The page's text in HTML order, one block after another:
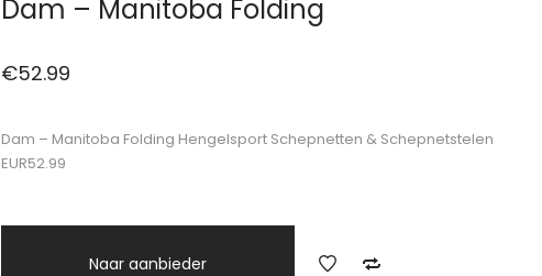
Dam – Manitoba Folding
€52.99
Dam – Manitoba Folding Hengelsport Schepnetten & Schepnetstelen
EUR52.99
Naar aanbieder